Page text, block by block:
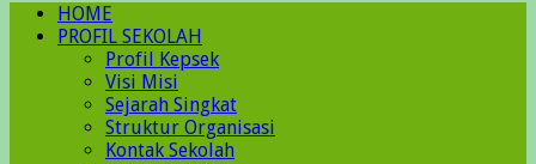
HOME
PROFIL SEKOLAH
Profil Kepsek
Visi Misi
Sejarah Singkat
Struktur Organisasi
Kontak Sekolah